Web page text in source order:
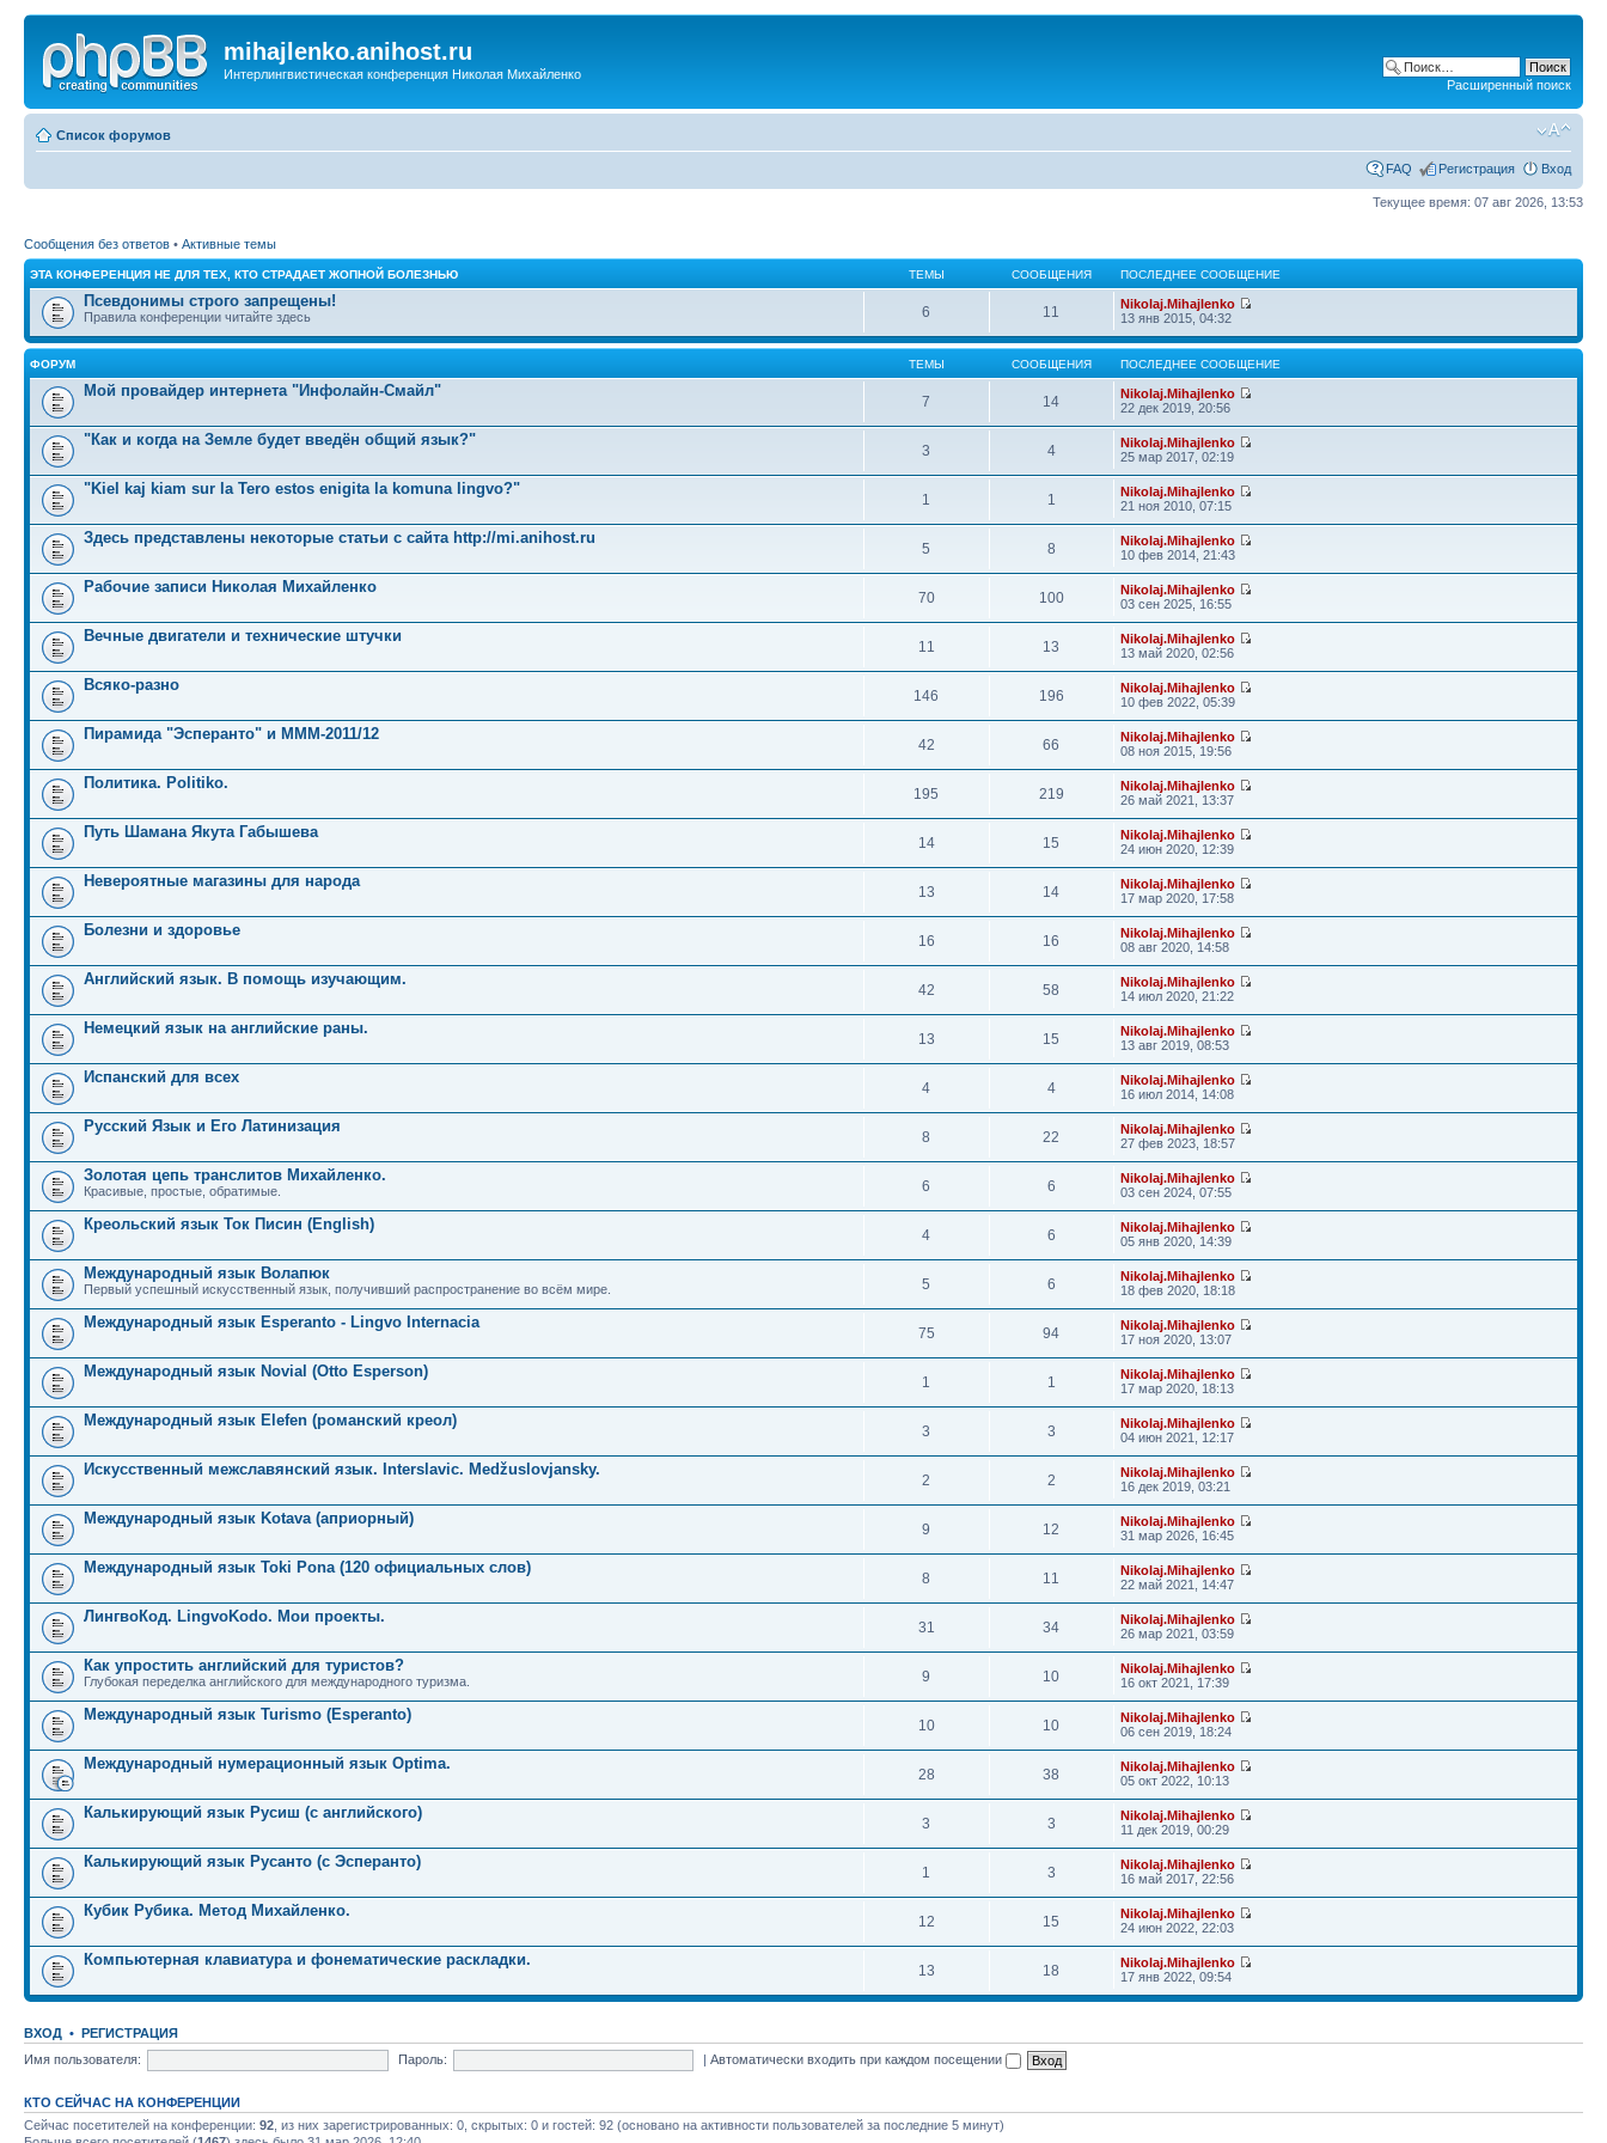
mihajlenko.anihost.ru
Интерлингвистическая конференция Николая Михайленко
Расширенный поиск
Список форумов
FAQ Регистрация Вход
Текущее время: 07 авг 2026, 13:53
Сообщения без ответов • Активные темы
ЭТА КОНФЕРЕНЦИЯ НЕ ДЛЯ ТЕХ, КТО СТРАДАЕТ ЖОПНОЙ БОЛЕЗНЬЮ ТЕМЫ СООБЩЕНИЯ ПОСЛЕДНЕЕ СООБЩЕНИЕ
Псевдонимы строго запрещены!
Правила конференции читайте здесь 6 11
Nikolaj.Mihajlenko
13 янв 2015, 04:32
ФОРУМ ТЕМЫ СООБЩЕНИЯ ПОСЛЕДНЕЕ СООБЩЕНИЕ
Мой провайдер интернета "Инфолайн-Смайл"
7 14
Nikolaj.Mihajlenko
22 дек 2019, 20:56
"Как и когда на Земле будет введён общий язык?"
3 4
Nikolaj.Mihajlenko
25 мар 2017, 02:19
"Kiel kaj kiam sur la Tero estos enigita la komuna lingvo?"
1 1
Nikolaj.Mihajlenko
21 ноя 2010, 07:15
Здесь представлены некоторые статьи с сайта http://mi.anihost.ru
5 8
Nikolaj.Mihajlenko
10 фев 2014, 21:43
Рабочие записи Николая Михайленко
70 100
Nikolaj.Mihajlenko
03 сен 2025, 16:55
Вечные двигатели и технические штучки
11 13
Nikolaj.Mihajlenko
13 май 2020, 02:56
Всяко-разно
146 196
Nikolaj.Mihajlenko
10 фев 2022, 05:39
Пирамида "Эсперанто" и MMM-2011/12
42 66
Nikolaj.Mihajlenko
08 ноя 2015, 19:56
Политика. Politiko.
195 219
Nikolaj.Mihajlenko
26 май 2021, 13:37
Путь Шамана Якута Габышева
14 15
Nikolaj.Mihajlenko
24 июн 2020, 12:39
Невероятные магазины для народа
13 14
Nikolaj.Mihajlenko
17 мар 2020, 17:58
Болезни и здоровье
16 16
Nikolaj.Mihajlenko
08 авг 2020, 14:58
Английский язык. В помощь изучающим.
42 58
Nikolaj.Mihajlenko
14 июл 2020, 21:22
Немецкий язык на английские раны.
13 15
Nikolaj.Mihajlenko
13 авг 2019, 08:53
Испанский для всех
4 4
Nikolaj.Mihajlenko
16 июл 2014, 14:08
Русский Язык и Его Латинизация
8 22
Nikolaj.Mihajlenko
27 фев 2023, 18:57
Золотая цепь транслитов Михайленко.
Красивые, простые, обратимые. 6 6
Nikolaj.Mihajlenko
03 сен 2024, 07:55
Креольский язык Ток Писин (English)
4 6
Nikolaj.Mihajlenko
05 янв 2020, 14:39
Международный язык Волапюк
Первый успешный искусственный язык, получивший распространение во всём мире. 5 6
Nikolaj.Mihajlenko
18 фев 2020, 18:18
Международный язык Esperanto - Lingvo Internacia
75 94
Nikolaj.Mihajlenko
17 ноя 2020, 13:07
Международный язык Novial (Otto Esperson)
1 1
Nikolaj.Mihajlenko
17 мар 2020, 18:13
Международный язык Elefen (романский креол)
3 3
Nikolaj.Mihajlenko
04 июн 2021, 12:17
Искусственный межславянский язык. Interslavic. Medžuslovjansky.
2 2
Nikolaj.Mihajlenko
16 дек 2019, 03:21
Международный язык Kotava (априорный)
9 12
Nikolaj.Mihajlenko
31 мар 2026, 16:45
Международный язык Toki Pona (120 официальных слов)
8 11
Nikolaj.Mihajlenko
22 май 2021, 14:47
ЛингвоКод. LingvoKodo. Мои проекты.
31 34
Nikolaj.Mihajlenko
26 мар 2021, 03:59
Как упростить английский для туристов?
Глубокая переделка английского для международного туризма. 9 10
Nikolaj.Mihajlenko
16 окт 2021, 17:39
Международный язык Turismo (Esperanto)
10 10
Nikolaj.Mihajlenko
06 сен 2019, 18:24
Международный нумерационный язык Optima.
28 38
Nikolaj.Mihajlenko
05 окт 2022, 10:13
Калькирующий язык Русиш (с английского)
3 3
Nikolaj.Mihajlenko
11 дек 2019, 00:29
Калькирующий язык Русанто (с Эсперанто)
1 3
Nikolaj.Mihajlenko
16 май 2017, 22:56
Кубик Рубика. Метод Михайленко.
12 15
Nikolaj.Mihajlenko
24 июн 2022, 22:03
Компьютерная клавиатура и фонематические раскладки.
13 18
Nikolaj.Mihajlenko
17 янв 2022, 09:54
ВХОД • РЕГИСТРАЦИЯ
Имя пользователя:
Пароль: |Автоматически входить при каждом посещении
КТО СЕЙЧАС НА КОНФЕРЕНЦИИ
Сейчас посетителей на конференции: 92 , из них зарегистрированных: 0, скрытых: 0 и гостей: 92 (основано на активности пользователей за последние 5 минут)